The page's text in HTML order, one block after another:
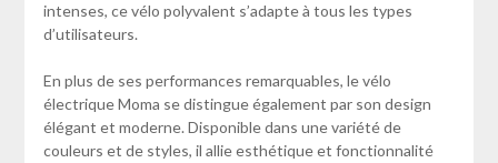
intenses, ce vélo polyvalent s’adapte à tous les types
d’utilisateurs.
En plus de ses performances remarquables, le vélo
électrique Moma se distingue également par son design
élégant et moderne. Disponible dans une variété de
couleurs et de styles, il allie esthétique et fonctionnalité